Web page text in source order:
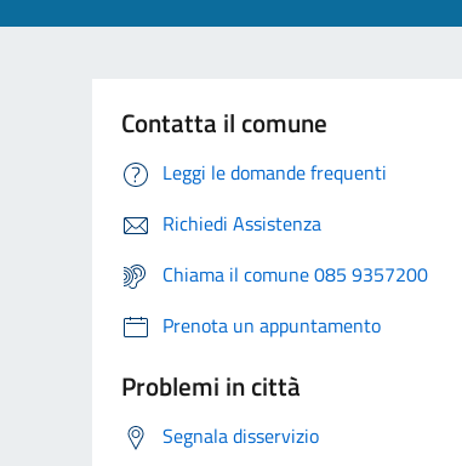
Contatta il comune
Leggi le domande frequenti
Richiedi Assistenza
Chiama il comune 085 9357200
Prenota un appuntamento
Problemi in città
Segnala disservizio